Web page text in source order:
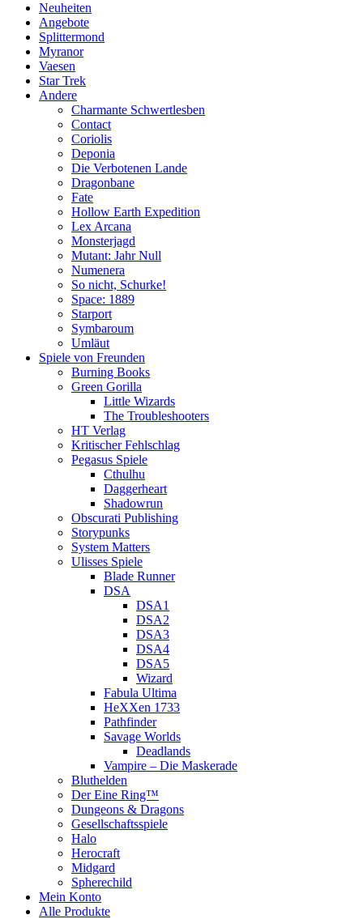
Neuheiten
Angebote
Splittermond
Myranor
Vaesen
Star Trek
Andere
Charmante Schwertlesben
Contact
Coriolis
Deponia
Die Verbotenen Lande
Dragonbane
Fate
Hollow Earth Expedition
Lex Arcana
Monsterjagd
Mutant: Jahr Null
Numenera
So nicht, Schurke!
Space: 1889
Starport
Symbaroum
Umläut
Spiele von Freunden
Burning Books
Green Gorilla
Little Wizards
The Troubleshooters
HT Verlag
Kritischer Fehlschlag
Pegasus Spiele
Cthulhu
Daggerheart
Shadowrun
Obscurati Publishing
Storypunks
System Matters
Ulisses Spiele
Blade Runner
DSA
DSA1
DSA2
DSA3
DSA4
DSA5
Wizard
Fabula Ultima
HeXXen 1733
Pathfinder
Savage Worlds
Deadlands
Vampire – Die Maskerade
Bluthelden
Der Eine Ring™
Dungeons & Dragons
Gesellschaftsspiele
Halo
Herocraft
Midgard
Spherechild
Mein Konto
Alle Produkte